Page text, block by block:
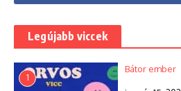
Legújabb viccek
1
Bátor ember